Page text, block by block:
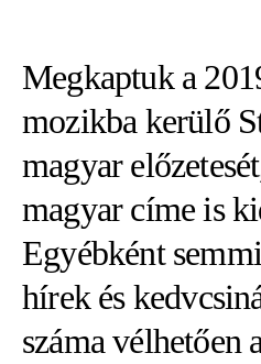
Megkaptuk a
mozikba kerülő
magyar
magyar címe is
Egyébként
hírek és
száma vélhetően